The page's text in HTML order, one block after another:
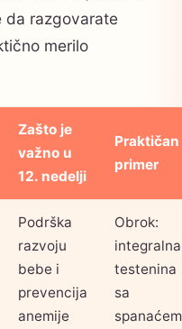
da razgovarate
merilo
Zašto je
važno u
12. nedelji
Praktičan
primer
Podrška
razvoju
bebe i
prevencija
anemije
Obrok:
integralna
testenina
sa
spanaćem